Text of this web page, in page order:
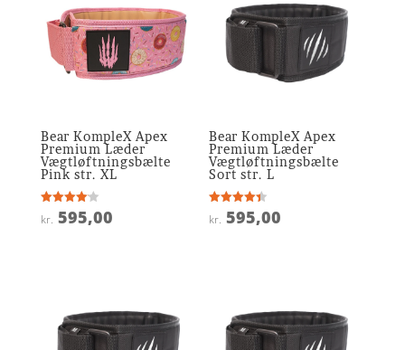
Bear KompleX Apex
Premium Læder
Vægtløftningsbælte
Pink str. XL
Vurderet
4.1
kr. 595,00
Bear KompleX Apex
Premium Læder
Vægtløftningsbælte
Sort str. L
Vurderet
4.4
kr. 595,00